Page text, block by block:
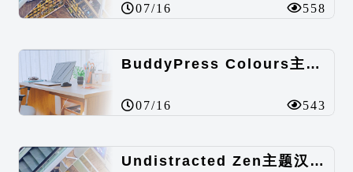
07/16 558
BuddyPress Colours主题汉化包
07/16 543
Undistracted Zen主题汉化包